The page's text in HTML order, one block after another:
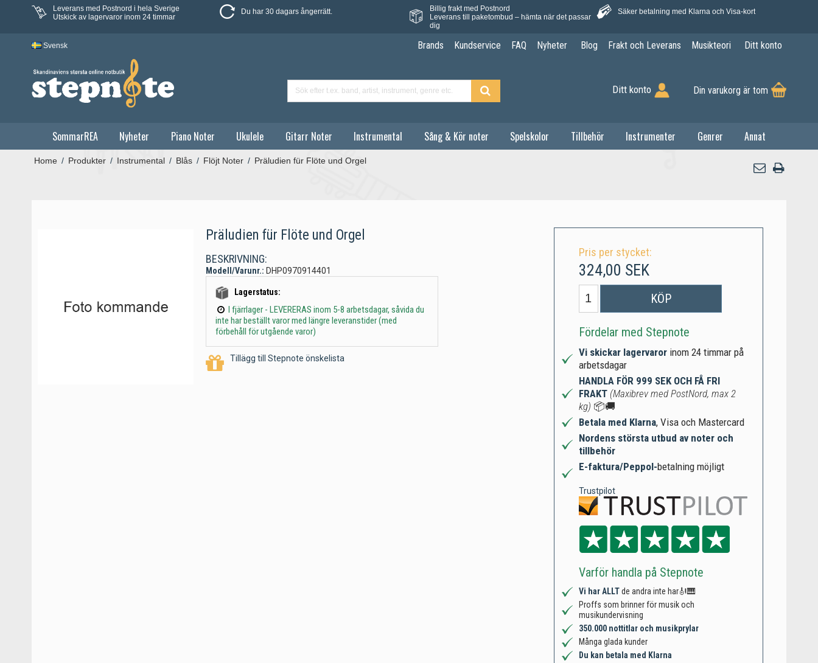
Leverans med Postnord i hela Sverige
Utskick av lagervaror inom 24 timmar
Du har 30 dagars ångerrätt.
Billig frakt med Postnord
Leverans till paketombud – hämta när det passar
dig
Säker betalning med Klarna och Visa-kort
Svensk Brands Kundservice FAQ Nyheter Blog Frakt och Leverans Musikteori Ditt konto
Ditt konto Din varukorg är tom
SommarREA Nyheter Piano Noter Ukulele Gitarr Noter Instrumental Sång & Kör noter Spelskolor Tillbehör Instrumenter Genrer Annat
Home / Produkter / Instrumental / Blås / Flöjt Noter / Präludien für Flöte und Orgel
Präludien für Flöte und Orgel
BESKRIVNING:
Modell/Varunr.: DHP0970914401
Lagerstatus:
I fjärrlager - LEVERERAS inom 5-8 arbetsdagar, såvida du
inte har beställt varor med längre leveranstider (med
förbehåll för utgående varor)
Tillägg till Stepnote önskelista
Pris per stycket:
324,00 SEK
KÖP
Fördelar med Stepnote
Vi skickar lagervaror inom 24 timmar på
arbetsdagar
HANDLA FÖR 999 SEK OCH FÅ FRI
FRAKT (Maxibrev med PostNord, max 2
kg) 📦🚚
Betala med Klarna, Visa och Mastercard
Nordens största utbud av noter och
tillbehör
E-faktura/Peppol-betalning möjligt
Trustpilot
Varför handla på Stepnote
Vi har ALLTde andra inte har🎻🎹
Proffs som brinner för musik och
musikundervisning
350.000 nottitlar och musikprylar
Många glada kunder
Du kan betala med Klarna